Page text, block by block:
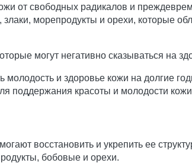
от свободных радикалов и
морепродукты и орехи, которые
могут негативно сказываться на
и здоровье кожи на долгие
поддержания красоты и молодости
восстановить и укрепить ее
бобовые и орехи.